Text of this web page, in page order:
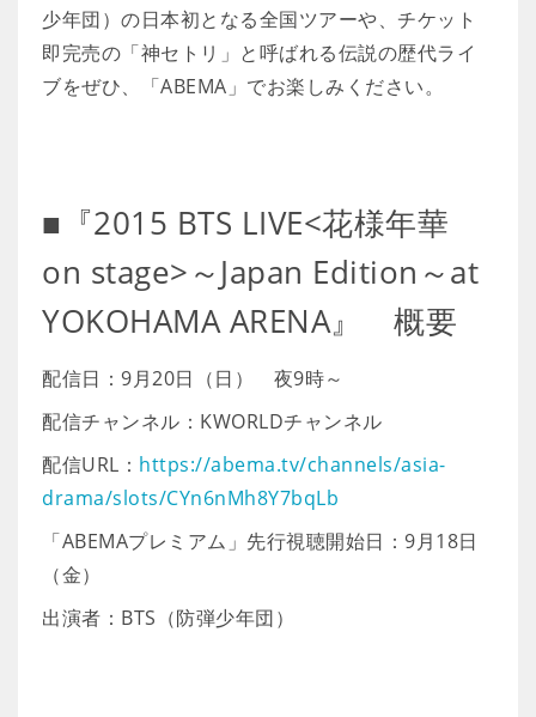
少年団）の日本初となる全国ツアーや、チケット
即完売の「神セトリ」と呼ばれる伝説の歴代ライ
ブをぜひ、「ABEMA」でお楽しみください。
■『2015 BTS LIVE<花様年華
on stage>～Japan Edition～at
YOKOHAMA ARENA』 概要
配信日：9月20日（日） 夜9時～
配信チャンネル：KWORLDチャンネル
配信URL： https://abema.tv/channels/asia-
drama/slots/CYn6nMh8Y7bqLb
「ABEMAプレミアム」先行視聴開始日：9月18日
（金）
出演者：BTS（防弾少年団）